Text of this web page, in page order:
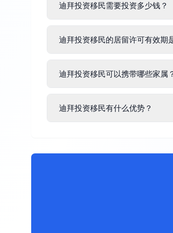
迪拜投资移民需要投资多少钱？
迪拜投资移民的居留许可有效期
迪拜投资移民可以携带哪些家属
迪拜投资移民有什么优势？